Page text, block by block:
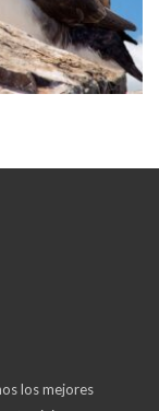
los mejores